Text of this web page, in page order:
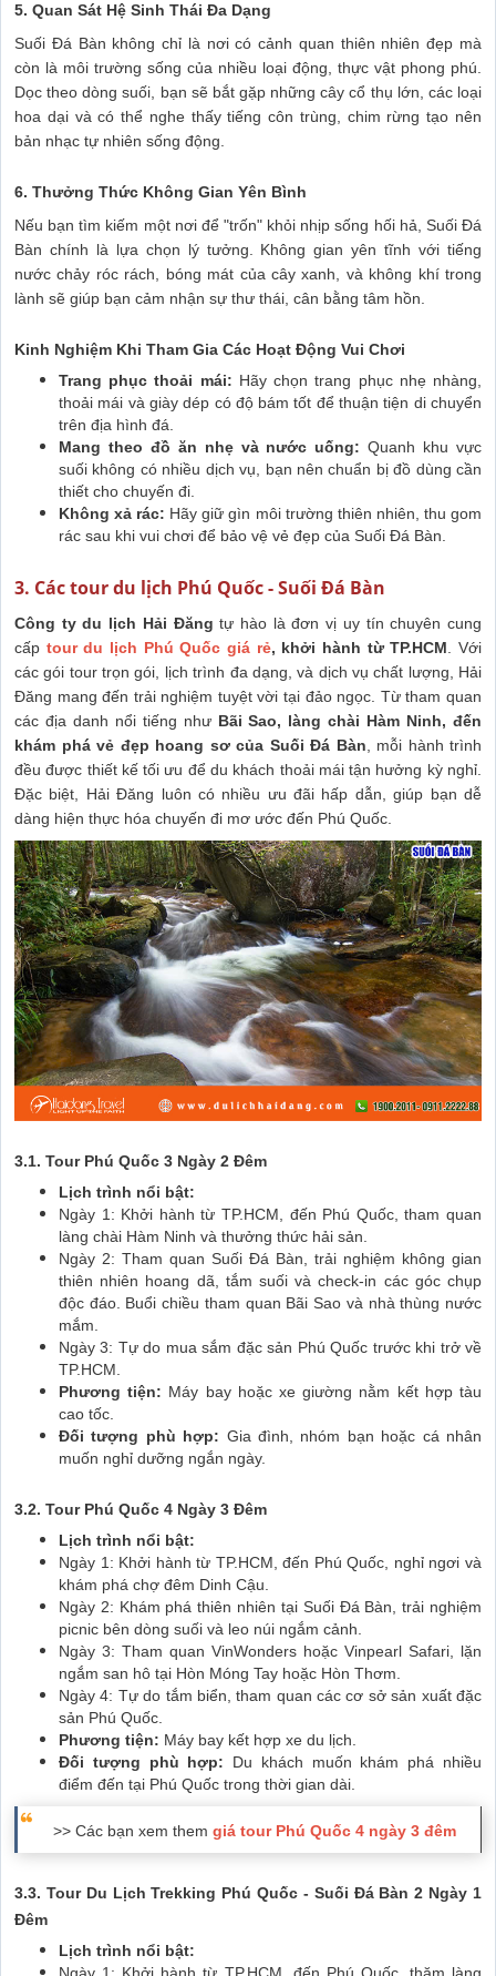
5. Quan Sát Hệ Sinh Thái Đa Dạng
Suối Đá Bàn không chỉ là nơi có cảnh quan thiên nhiên đẹp mà
còn là môi trường sống của nhiều loại động, thực vật phong phú.
Dọc theo dòng suối, bạn sẽ bắt gặp những cây cổ thụ lớn, các loại
hoa dại và có thể nghe thấy tiếng côn trùng, chim rừng tạo nên
bản nhạc tự nhiên sống động.
6. Thưởng Thức Không Gian Yên Bình
Nếu bạn tìm kiếm một nơi để "trốn" khỏi nhịp sống hối hả, Suối Đá
Bàn chính là lựa chọn lý tưởng. Không gian yên tĩnh với tiếng
nước chảy róc rách, bóng mát của cây xanh, và không khí trong
lành sẽ giúp bạn cảm nhận sự thư thái, cân bằng tâm hồn.
Kinh Nghiệm Khi Tham Gia Các Hoạt Động Vui Chơi
Trang phục thoải mái: Hãy chọn trang phục nhẹ nhàng,
thoải mái và giày dép có độ bám tốt để thuận tiện di chuyển
trên địa hình đá.
Mang theo đồ ăn nhẹ và nước uống: Quanh khu vực
suối không có nhiều dịch vụ, bạn nên chuẩn bị đồ dùng cần
thiết cho chuyến đi.
Không xả rác: Hãy giữ gìn môi trường thiên nhiên, thu gom
rác sau khi vui chơi để bảo vệ vẻ đẹp của Suối Đá Bàn.
3. Các tour du lịch Phú Quốc - Suối Đá Bàn
Công ty du lịch Hải Đăng tự hào là đơn vị uy tín chuyên cung
cấp tour du lịch Phú Quốc giá rẻ, khởi hành từ TP.HCM. Với
các gói tour trọn gói, lịch trình đa dạng, và dịch vụ chất lượng, Hải
Đăng mang đến trải nghiệm tuyệt vời tại đảo ngọc. Từ tham quan
các địa danh nổi tiếng nhưBãi Sao, làng chài Hàm Ninh, đến
khám phá vẻ đẹp hoang sơ của Suối Đá Bàn, mỗi hành trình
đều được thiết kế tối ưu để du khách thoải mái tận hưởng kỳ nghỉ.
Đặc biệt, Hải Đăng luôn có nhiều ưu đãi hấp dẫn, giúp bạn dễ
dàng hiện thực hóa chuyến đi mơ ước đến Phú Quốc.
3.1. Tour Phú Quốc 3 Ngày 2 Đêm
Lịch trình nổi bật:
Ngày 1: Khởi hành từ TP.HCM, đến Phú Quốc, tham quan
làng chài Hàm Ninh và thưởng thức hải sản.
Ngày 2: Tham quan Suối Đá Bàn, trải nghiệm không gian
thiên nhiên hoang dã, tắm suối và check-in các góc chụp
độc đáo. Buổi chiều tham quan Bãi Sao và nhà thùng nước
mắm.
Ngày 3: Tự do mua sắm đặc sản Phú Quốc trước khi trở về
TP.HCM.
Phương tiện: Máy bay hoặc xe giường nằm kết hợp tàu
cao tốc.
Đối tượng phù hợp: Gia đình, nhóm bạn hoặc cá nhân
muốn nghỉ dưỡng ngắn ngày.
3.2. Tour Phú Quốc 4 Ngày 3 Đêm
Lịch trình nổi bật:
Ngày 1: Khởi hành từ TP.HCM, đến Phú Quốc, nghỉ ngơi và
khám phá chợ đêm Dinh Cậu.
Ngày 2: Khám phá thiên nhiên tại Suối Đá Bàn, trải nghiệm
picnic bên dòng suối và leo núi ngắm cảnh.
Ngày 3: Tham quan VinWonders hoặc Vinpearl Safari, lặn
ngắm san hô tại Hòn Móng Tay hoặc Hòn Thơm.
Ngày 4: Tự do tắm biển, tham quan các cơ sở sản xuất đặc
sản Phú Quốc.
Phương tiện: Máy bay kết hợp xe du lịch.
Đối tượng phù hợp: Du khách muốn khám phá nhiều
điểm đến tại Phú Quốc trong thời gian dài.
>> Các bạn xem them giá tour Phú Quốc 4 ngày 3 đêm
3.3. Tour Du Lịch Trekking Phú Quốc - Suối Đá Bàn 2 Ngày 1
Đêm
Lịch trình nổi bật: